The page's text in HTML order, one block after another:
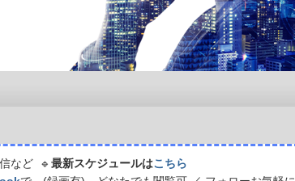
など 🔹 最新スケジュールはこちら